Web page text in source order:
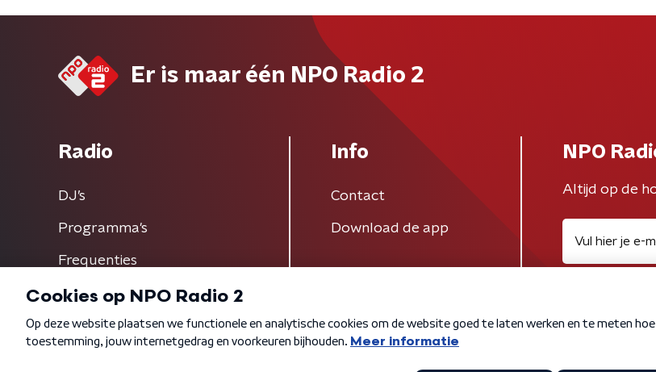
Er is maar één NPO Radio 2
Radio
DJ’s
Programma's
Frequenties
Info
Contact
Download de app
NPO
Altijd op de
Algemene voorwaarden Privacybeleid